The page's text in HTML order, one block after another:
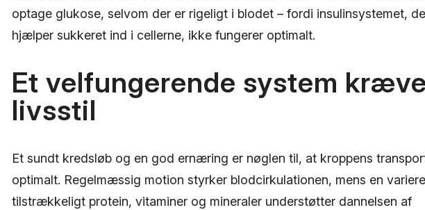
optage glukose, selvom der er rigeligt i blodet – fordi insulinsystemet,
hjælper sukkeret ind i cellerne, ikke fungerer optimalt.
Et velfungerende system
livsstil
Et sundt kredsløb og en god ernæring er nøglen til, at kroppens
optimalt. Regelmæssig motion styrker blodcirkulationen, mens en
tilstrækkeligt protein, vitaminer og mineraler understøtter dannelsen af